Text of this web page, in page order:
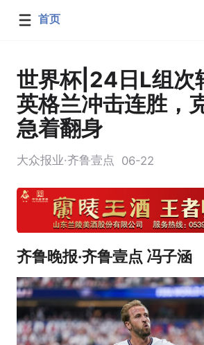
首页
世界杯|24日L组次
英格兰冲击连胜，
急着翻身
大众报业·齐鲁壹点 06-22
齐鲁晚报·齐鲁壹点 冯子涵